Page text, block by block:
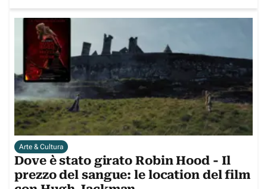
Arte & Cultura
Dove è stato girato Robin Hood - Il
prezzo del sangue: le location del film